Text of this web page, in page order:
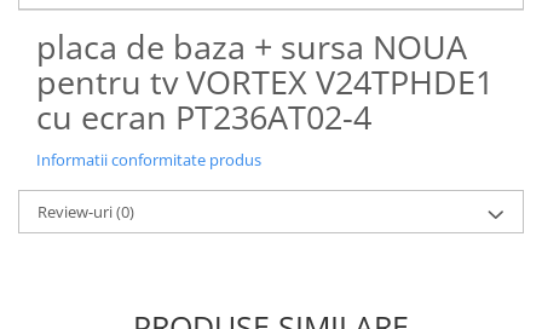
placa de baza + sursa NOUA
pentru tv VORTEX V24TPHDE1
cu ecran PT236AT02-4
Informatii conformitate produs
Review-uri(0)